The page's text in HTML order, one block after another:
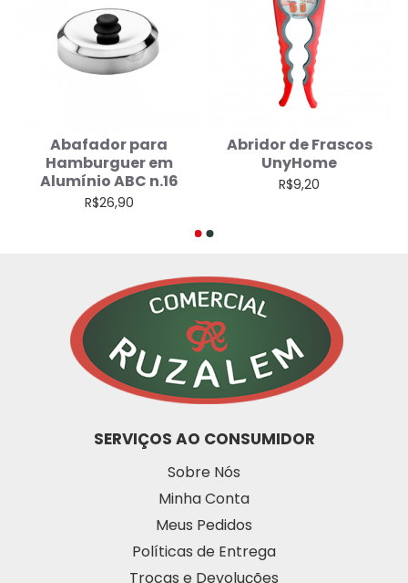
Abafador para
Hamburguer em
Alumínio ABC n.16
R$26,90
Abridor de Frascos
UnyHome
R$9,20
SERVIÇOS AO CONSUMIDOR
Sobre Nós
Minha Conta
Meus Pedidos
Políticas de Entrega
Trocas e Devoluções